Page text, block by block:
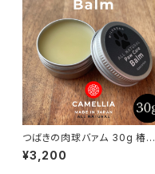
つばきの肉球バァム 30g 椿油
日本ミツバチ 肉球クリーム
¥3,200